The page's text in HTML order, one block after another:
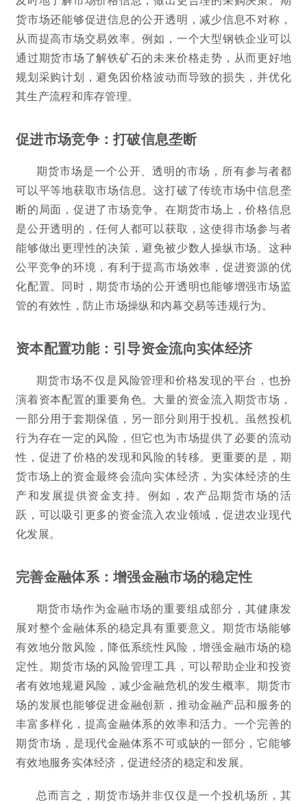
货市场还能够促进信息的公开透明，减少信息不对称，
从而提高市场交易效率。例如，一个大型钢铁企业可以
通过期货市场了解铁矿石的未来价格走势，从而更好地
规划采购计划，避免因价格波动而导致的损失，并优化
其生产流程和库存管理。
促进市场竞争：打破信息垄断
期货市场是一个公开、透明的市场，所有参与者都
可以平等地获取市场信息。这打破了传统市场中信息垄
断的局面，促进了市场竞争。在期货市场上，价格信息
是公开透明的，任何人都可以获取，这使得市场参与者
能够做出更理性的决策，避免被少数人操纵市场。这种
公平竞争的环境，有利于提高市场效率，促进资源的优
化配置。同时，期货市场的公开透明也能够增强市场监
管的有效性，防止市场操纵和内幕交易等违规行为。
资本配置功能：引导资金流向实体经济
期货市场不仅是风险管理和价格发现的平台，也扮
演着资本配置的重要角色。大量的资金流入期货市场，
一部分用于套期保值，另一部分则用于投机。虽然投机
行为存在一定的风险，但它也为市场提供了必要的流动
性，促进了价格的发现和风险的转移。更重要的是，期
货市场上的资金最终会流向实体经济，为实体经济的生
产和发展提供资金支持。例如，农产品期货市场的活
跃，可以吸引更多的资金流入农业领域，促进农业现代
化发展。
完善金融体系：增强金融市场的稳定性
期货市场作为金融市场的重要组成部分，其健康发
展对整个金融体系的稳定具有重要意义。期货市场能够
有效地分散风险，降低系统性风险，增强金融市场的稳
定性。期货市场的风险管理工具，可以帮助企业和投资
者有效地规避风险，减少金融危机的发生概率。期货市
场的发展也能够促进金融创新，推动金融产品和服务的
丰富多样化，提高金融体系的效率和活力。一个完善的
期货市场，是现代金融体系不可或缺的一部分，它能够
有效地服务实体经济，促进经济的稳定和发展。
总而言之，期货市场并非仅仅是一个投机场所，其